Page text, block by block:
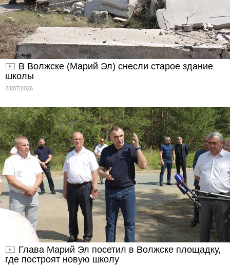
В Волжске (Марий Эл) снесли старое здание
школы
23/07/2026
Глава Марий Эл посетил в Волжске площадку,
где построят новую школу